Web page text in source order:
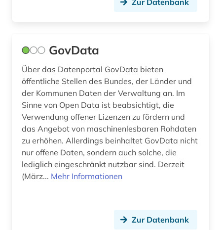
schule (4)
schulrecht (1)
schwedisch (1)
sozialrecht (1)
steuerrecht (1)
templerorden (1)
Zur Datenbank
GovData
Über das Datenportal GovData bieten
öffentliche Stellen des Bundes, der Länder und
der Kommunen Daten der Verwaltung an. Im
Sinne von Open Data ist beabsichtigt, die
Verwendung offener Lizenzen zu fördern und
das Angebot von maschinenlesbaren Rohdaten
zu erhöhen. Allerdings beinhaltet GovData nicht
nur offene Daten, sondern auch solche, die
lediglich eingeschränkt nutzbar sind. Derzeit
(März... Mehr Informationen
Zur Datenbank